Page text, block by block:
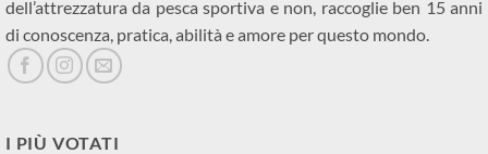
dell’attrezzatura da pesca sportiva e non, raccoglie ben 15 anni
di conoscenza, pratica, abilità e amore per questo mondo.
I PIÙ VOTATI